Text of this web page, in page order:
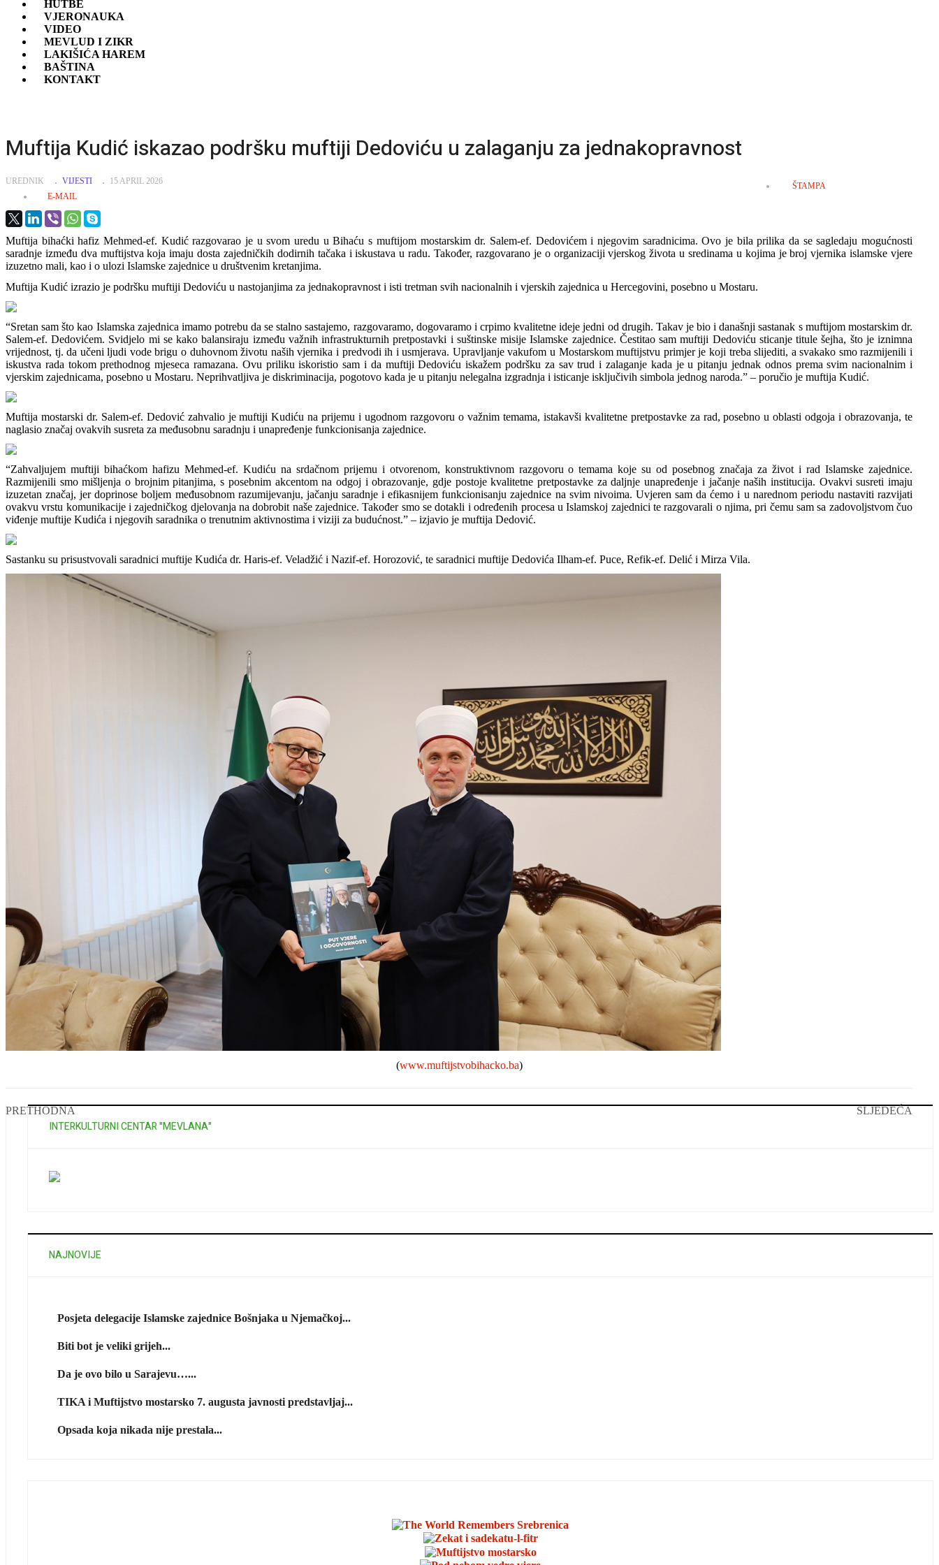
HUTBE
VJERONAUKA
VIDEO
MEVLUD I ZIKR
LAKIŠIĆA HAREM
BAŠTINA
KONTAKT
Muftija Kudić iskazao podršku muftiji Dedoviću u zalaganju za jednakopravnost
UREDNIK VIJESTI 15 APRIL 2026
ŠTAMPA
E-MAIL
Muftija bihaćki hafiz Mehmed-ef. Kudić razgovarao je u svom uredu u Bihaću s muftijom mostarskim dr. Salem-ef. Dedovićem i njegovim saradnicima. Ovo je bila prilika da se sagledaju mogućnosti
saradnje između dva muftijstva koja imaju dosta zajedničkih dodirnih tačaka i iskustava u radu. Također, razgovarano je o organizaciji vjerskog života u sredinama u kojima je broj vjernika islamske vjere
izuzetno mali, kao i o ulozi Islamske zajednice u društvenim kretanjima.
Muftija Kudić izrazio je podršku muftiji Dedoviću u nastojanjima za jednakopravnost i isti tretman svih nacionalnih i vjerskih zajednica u Hercegovini, posebno u Mostaru.
“Sretan sam što kao Islamska zajednica imamo potrebu da se stalno sastajemo, razgovaramo, dogovaramo i crpimo kvalitetne ideje jedni od drugih. Takav je bio i današnji sastanak s muftijom mostarskim dr.
Salem-ef. Dedovićem. Svidjelo mi se kako balansiraju između važnih infrastrukturnih pretpostavki i suštinske misije Islamske zajednice. Čestitao sam muftiji Dedoviću sticanje titule šejha, što je iznimna
vrijednost, tj. da učeni ljudi vode brigu o duhovnom životu naših vjernika i predvodi ih i usmjerava. Upravljanje vakufom u Mostarskom muftijstvu primjer je koji treba slijediti, a svakako smo razmijenili i
iskustva rada tokom prethodnog mjeseca ramazana. Ovu priliku iskoristio sam i da muftiji Dedoviću iskažem podršku za sav trud i zalaganje kada je u pitanju jednak odnos prema svim nacionalnim i
vjerskim zajednicama, posebno u Mostaru. Neprihvatljiva je diskriminacija, pogotovo kada je u pitanju nelegalna izgradnja i isticanje isključivih simbola jednog naroda.” – poručio je muftija Kudić.
Muftija mostarski dr. Salem-ef. Dedović zahvalio je muftiji Kudiću na prijemu i ugodnom razgovoru o važnim temama, istakavši kvalitetne pretpostavke za rad, posebno u oblasti odgoja i obrazovanja, te
naglasio značaj ovakvih susreta za međusobnu saradnju i unapređenje funkcionisanja zajednice.
“Zahvaljujem muftiji bihaćkom hafizu Mehmed-ef. Kudiću na srdačnom prijemu i otvorenom, konstruktivnom razgovoru o temama koje su od posebnog značaja za život i rad Islamske zajednice.
Razmijenili smo mišljenja o brojnim pitanjima, s posebnim akcentom na odgoj i obrazovanje, gdje postoje kvalitetne pretpostavke za daljnje unapređenje i jačanje naših institucija. Ovakvi susreti imaju
izuzetan značaj, jer doprinose boljem međusobnom razumijevanju, jačanju saradnje i efikasnijem funkcionisanju zajednice na svim nivoima. Uvjeren sam da ćemo i u narednom periodu nastaviti razvijati
ovakvu vrstu komunikacije i zajedničkog djelovanja na dobrobit naše zajednice. Također smo se dotakli i određenih procesa u Islamskoj zajednici te razgovarali o njima, pri čemu sam sa zadovoljstvom čuo
viđenje muftije Kudića i njegovih saradnika o trenutnim aktivnostima i viziji za budućnost.” – izjavio je muftija Dedović.
Sastanku su prisustvovali saradnici muftije Kudića dr. Haris-ef. Veladžić i Nazif-ef. Horozović, te saradnici muftije Dedovića Ilham-ef. Puce, Refik-ef. Delić i Mirza Vila.
(www.muftijstvobihacko.ba)
PRETHODNA SLJEDEĆA
INTERKULTURNI CENTAR "MEVLANA"
NAJNOVIJE
Posjeta delegacije Islamske zajednice Bošnjaka u Njemačkoj...
Biti bot je veliki grijeh...
Da je ovo bilo u Sarajevu…...
TIKA i Muftijstvo mostarsko 7. augusta javnosti predstavljaj...
Opsada koja nikada nije prestala...